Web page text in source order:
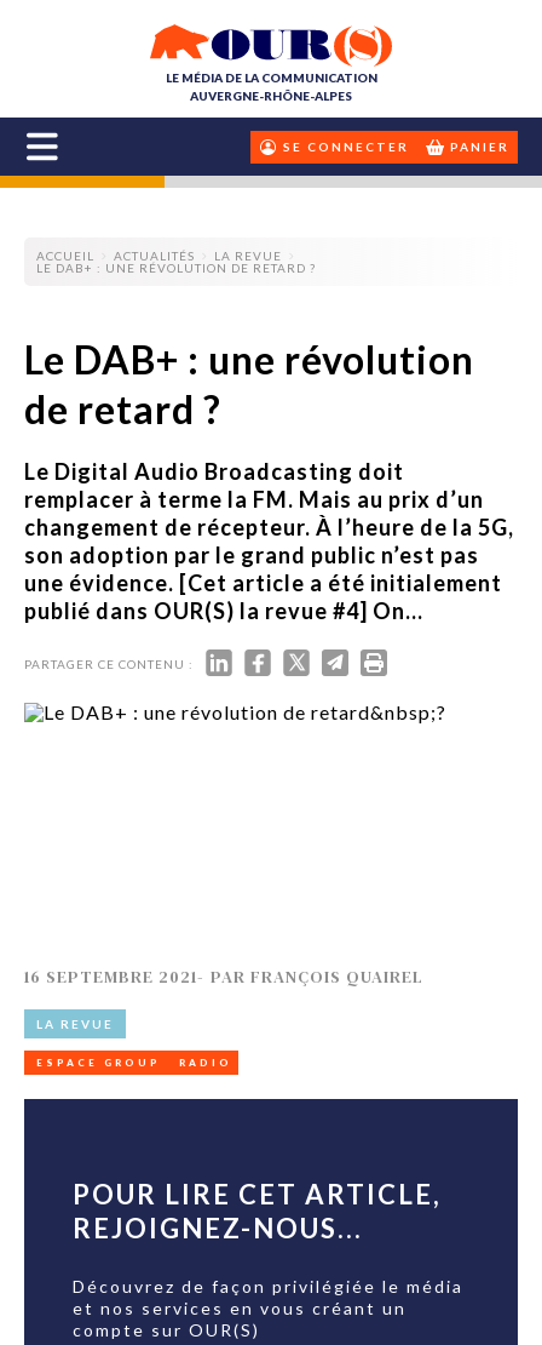
LE MÉDIA DE LA COMMUNICATION
AUVERGNE-RHÔNE-ALPES
SE CONNECTER PANIER
ACCUEIL ACTUALITÉS
LA REVUE
LE DAB+ : UNE RÉVOLUTION DE RETARD ?
Le DAB+ : une révolution
de retard ?
Le Digital Audio Broadcasting doit
remplacer à terme la FM. Mais au prix d’un
changement de récepteur. À l’heure de la 5G,
son adoption par le grand public n’est pas
une évidence. [Cet article a été initialement
publié dans OUR(S) la revue #4] On...
PARTAGER CE CONTENU :
16 SEPTEMBRE 2021- PAR FRANÇOIS QUAIREL
LA REVUE
ESPACE GROUP RADIO
POUR LIRE CET ARTICLE,
REJOIGNEZ-NOUS...
Découvrez de façon privilégiée le média
et nos services en vous créant un
compte sur OUR(S)